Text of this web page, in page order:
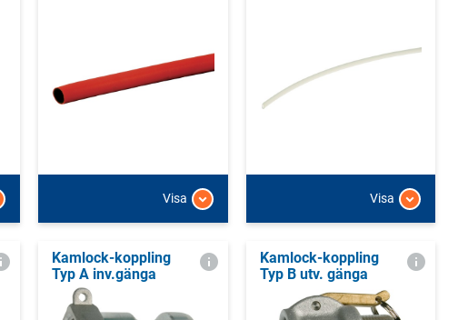
Visa Visa
Kamlock-koppling
Typ A inv.gänga
Kamlock-koppling
Typ B utv. gänga